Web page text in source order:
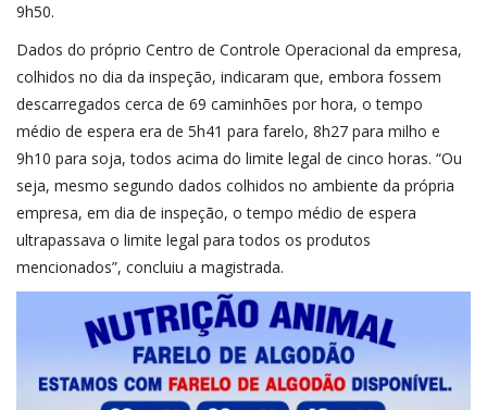
9h50.
Dados do próprio Centro de Controle Operacional da empresa,
colhidos no dia da inspeção, indicaram que, embora fossem
descarregados cerca de 69 caminhões por hora, o tempo
médio de espera era de 5h41 para farelo, 8h27 para milho e
9h10 para soja, todos acima do limite legal de cinco horas. “Ou
seja, mesmo segundo dados colhidos no ambiente da própria
empresa, em dia de inspeção, o tempo médio de espera
ultrapassava o limite legal para todos os produtos
mencionados”, concluiu a magistrada.